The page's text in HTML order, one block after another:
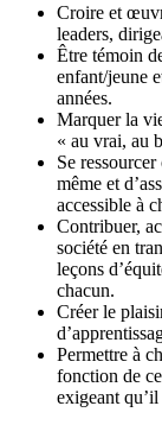
Croire et
leaders,
Être témoin
enfant/jeune
années.
Marquer la
« au vrai, au
Se
même et
accessible à
Contribuer,
société en
leçons
chacun.
Créer le
Permettre à
fonction de
exigeant